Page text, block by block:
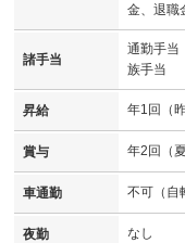
金、退職
諸手当
通勤手当
族手当
昇給 年1回（
賞与 年2回（
車通勤 不可（自
夜勤 なし